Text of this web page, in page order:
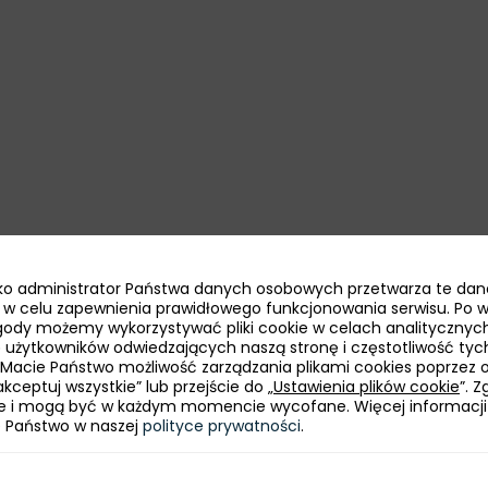
administrator Państwa danych osobowych przetwarza te
celu zapewnienia prawidłowego funkcjonowania serwisu. Po
możemy wykorzystywać pliki cookie w celach
użytkowników odwiedzających naszą stronę i częstotliwość
Państwo możliwość zarządzania plikami cookies poprzez
wszystkie” lub przejście do „Ustawienia plików cookie”.
i mogą być w każdym momencie wycofane. Więcej informacji
w naszej polityce prywatności.